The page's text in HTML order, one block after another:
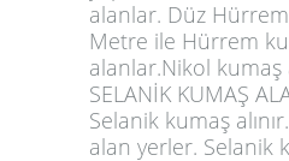
alanlar. Düz
Metre ile Hürrem
alanlar.Nikol kumaş
SELANİK KUMAŞ
Selanik kumaş
alan yerler. Selanik